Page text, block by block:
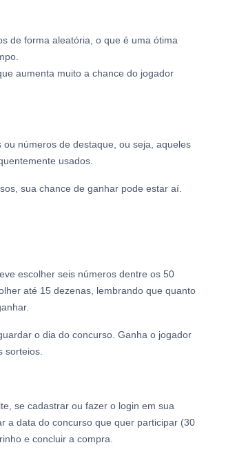
de forma aleatória, o que é uma ótima
aumenta muito a chance do jogador
números de destaque, ou seja, aqueles
usados.
sua chance de ganhar pode estar aí.
escolher seis números dentre os 50
até 15 dezenas, lembrando que quanto
o dia do concurso. Ganha o jogador
sorteios.
se cadastrar ou fazer o login em sua
a data do concurso que quer participar (30
e concluir a compra.